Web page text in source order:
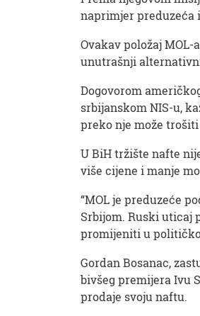
naprimjer preduzeća
Ovakav položaj
unutrašnji
Dogovorom
srbijanskom NIS-u,
preko nje može
U BiH tržište nafte
više cijene i manje
“MOL je preduzeće
Srbijom. Ruski uticaj
promijeniti u
Gordan Bosanac,
bivšeg premijera Ivu
prodaje svoju naftu.